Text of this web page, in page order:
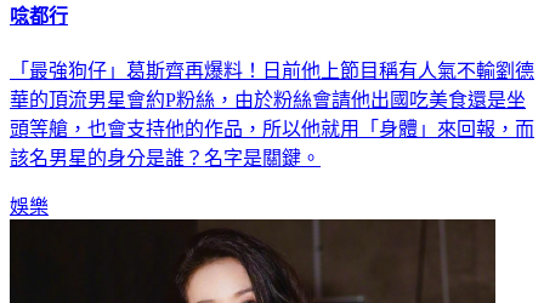
唸都行
「最強狗仔」葛斯齊再爆料！日前他上節目稱有人氣不輸劉德
華的頂流男星會約P粉絲，由於粉絲會請他出國吃美食還是坐
頭等艙，也會支持他的作品，所以他就用「身體」來回報，而
該名男星的身分是誰？名字是關鍵。
娛樂